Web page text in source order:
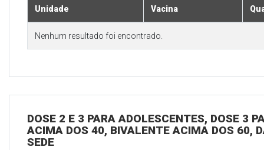
Unidade Vacina
Nenhum resultado foi encontrado.
DOSE 2 E 3 PARA ADOLESCENTES, DOSE 3
ACIMA DOS 40, BIVALENTE ACIMA DOS 60,
SEDE